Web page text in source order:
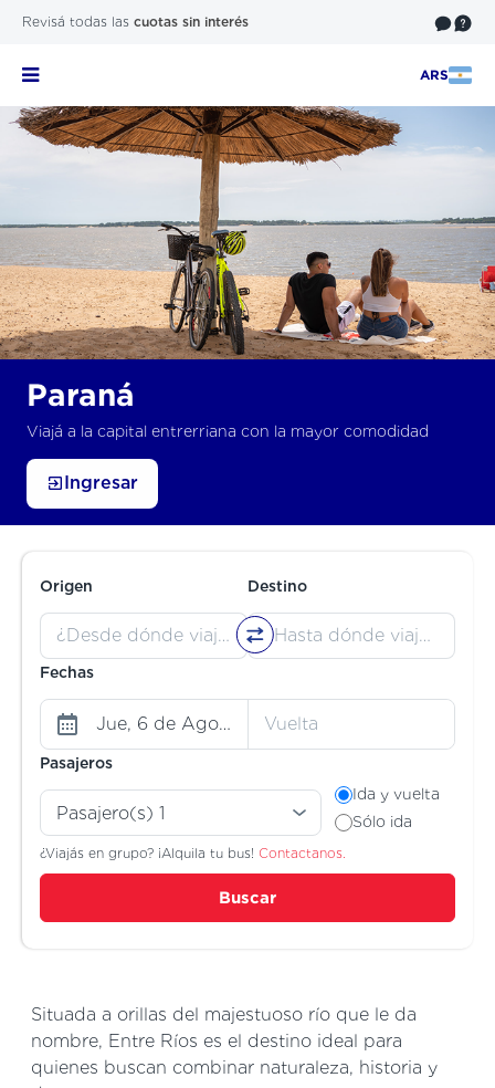
Revisá todas las cuotas sin interés
ARS
Paraná
Viajá a la capital entrerriana con la mayor comodidad
Ingresar
Origen Destino
Fechas
Pasajeros
Ida y vuelta
Sólo ida
¿Viajás en grupo? ¡Alquila tu bus! Contactanos.
Buscar
Situada a orillas del majestuoso río que le da
nombre, Entre Ríos es el destino ideal para
quienes buscan combinar naturaleza, historia y